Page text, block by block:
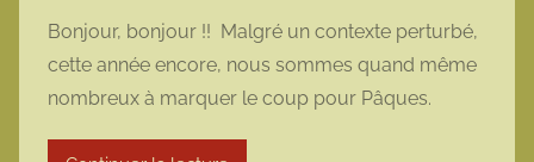
m
a
r
Bonjour, bonjour !! Malgré un contexte perturbé,
cette année encore, nous sommes quand même
nombreux à marquer le coup pour Pâques.